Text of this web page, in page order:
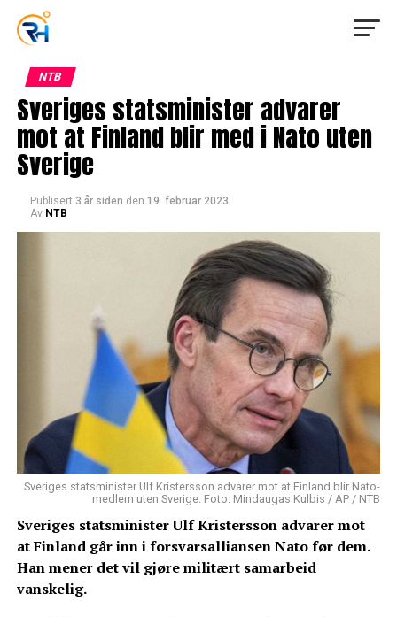
NTB
Sveriges statsminister advarer
mot at Finland blir med i Nato uten
Sverige
Publisert 3 år siden den 19. februar 2023
Av NTB
Sveriges statsminister Ulf Kristersson advarer mot at Finland blir Nato-
medlem uten Sverige. Foto: Mindaugas Kulbis / AP / NTB
Sveriges statsminister Ulf Kristersson advarer mot
at Finland går inn i forsvarsalliansen Nato før dem.
Han mener det vil gjøre militært samarbeid
vanskelig.